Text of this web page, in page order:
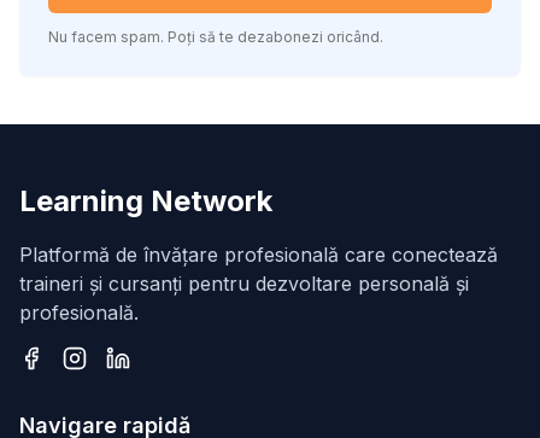
Nu facem spam. Poți să te dezabonezi oricând.
Learning Network
Platformă de învățare profesională care conectează
traineri și cursanți pentru dezvoltare personală și
profesională.
Navigare rapidă